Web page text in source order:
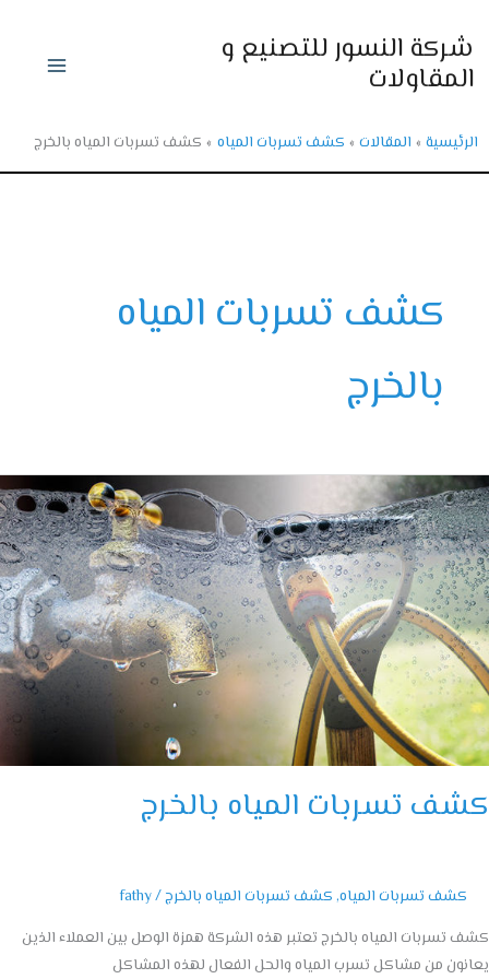
النسور للتصنيع و
المقالات كشف تسربات المياه كشف تسربات المياه بالخرج
كشف تسربات المياه
بالخرج
تسربات المياه بالخرج
كشف تسربات المياه,كشف تسربات المياه بالخرج/
fathy
المياه بالخرج تعتبر هذه الشركة همزة الوصل بين العملاء الذين
من مشاكل تسرب المياه والحل الفعال لهذه المشاكل